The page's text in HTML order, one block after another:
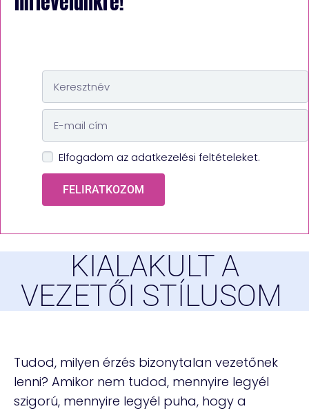
Elfogadom az adatkezelési feltételeket.
FELIRATKOZOM
KIALAKULT A
VEZETŐI STÍLUSOM
Tudod, milyen érzés bizonytalan vezetőnek
lenni? Amikor nem tudod, mennyire legyél
szigorú, mennyire legyél puha, hogy a